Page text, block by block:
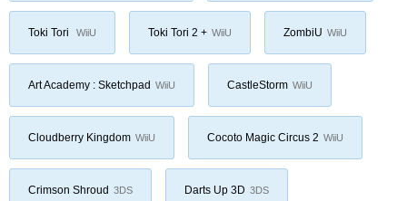
Toki Tori WiiU Toki Tori 2 + WiiU ZombiU WiiU
Art Academy : Sketchpad WiiU CastleStorm WiiU
Cloudberry Kingdom WiiU Cocoto Magic Circus 2 WiiU
Crimson Shroud 3DS Darts Up 3D 3DS